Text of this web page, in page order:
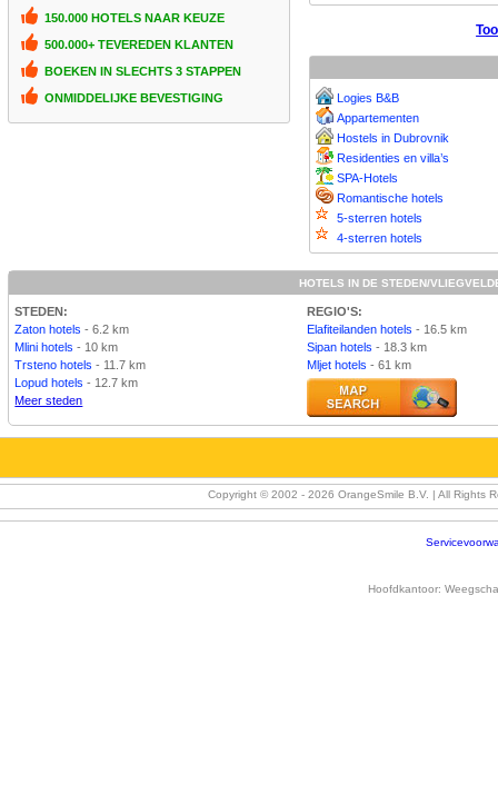
150.000 HOTELS NAAR KEUZE
500.000+ TEVEREDEN KLANTEN
BOEKEN IN SLECHTS 3 STAPPEN
ONMIDDELIJKE BEVESTIGING
Logies B&B
Appartementen
Hostels in Dubrovnik
Residenties en villa’s
SPA-Hotels
Romantische hotels
5-sterren hotels
4-sterren hotels
HOTELS IN DE STEDEN/
STEDEN:
Zaton hotels - 6.2 km
Mlini hotels - 10 km
Trsteno hotels - 11.7 km
Lopud hotels - 12.7 km
Meer steden
REGIO'S:
Elafiteilanden hotels - 16.5 km
Sipan hotels - 18.3 km
Mljet hotels - 61 km
Copyright © 2002 - 2026 OrangeSmile B.V. | All Rights
Hoofdkantoor: